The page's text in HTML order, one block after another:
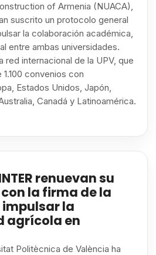
of Armenia (NUACA),
suscrito un protocolo general
la colaboración académica,
entre ambas universidades.
red internacional de la UPV, que
convenios con
Estados Unidos, Japón,
Canadá y Latinoamérica.
renuevan su
la firma de la
la
agrícola en
Politècnica de València ha